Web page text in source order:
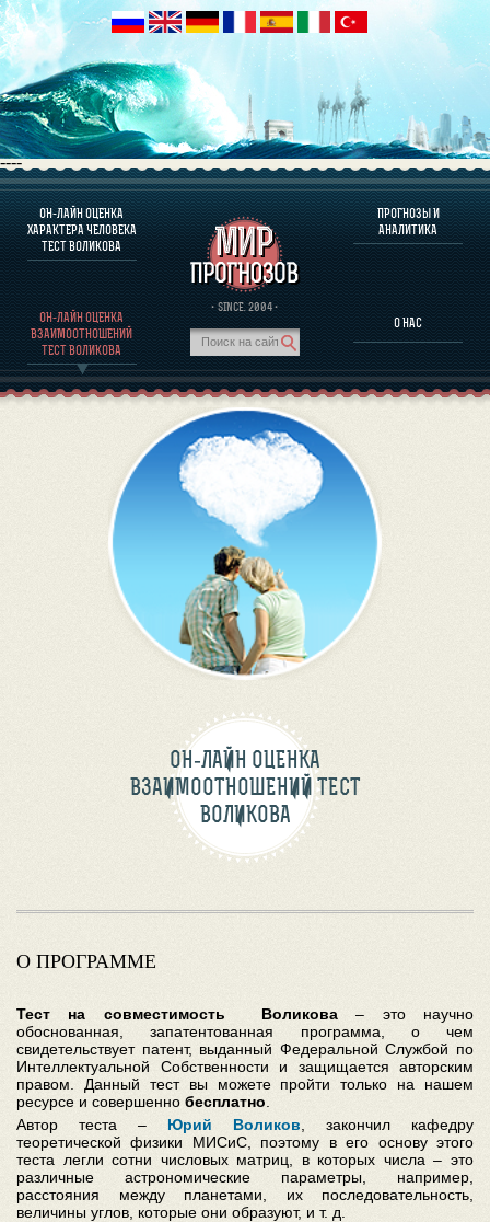
----
ОН-ЛАЙН ОЦЕНКА
ХАРАКТЕРА ЧЕЛОВЕКА
ТЕСТ ВОЛИКОВА
ОН-ЛАЙН ОЦЕНКА
ВЗАИМООТНОШЕНИЙ
ТЕСТ ВОЛИКОВА
· SINCE. 2004 ·
ПРОГНОЗЫ И
АНАЛИТИКА
О НАС
О ПРОГРАММЕ
ОЦЕНКА ХАРАКТЕРA ЧЕЛОВЕКА
ОЦЕНКА ХАРАКТЕРА ВЫДАЮЩИХСЯ ЛИЧНОСТЕЙ
О ПРОГРАММЕ
ПРОГНОЗЫ И АНАЛИТИКА
ОН-ЛАЙН ОЦЕНКА
ВЗАИМООТНОШЕНИЙ ТЕСТ
ВОЛИКОВА
О ПРОГРАММЕ
Тест на совместимость Воликова– это научно
обоснованная, запатентованная программа, о чем
свидетельствует патент, выданный Федеральной Службой по
Интеллектуальной Собственности и защищается авторским
правом. Данный тест вы можете пройти только на нашем
ресурсе и совершенно бесплатно
Автор теста – Юрий Воликов , закончил кафедру
теоретической физики МИСиС, поэтому в его основу этого
теста легли сотни числовых матриц, в которых числа – это
различные астрономические параметры, например,
расстояния между планетами, их последовательность,
величины углов, которые они образуют, и т. д.